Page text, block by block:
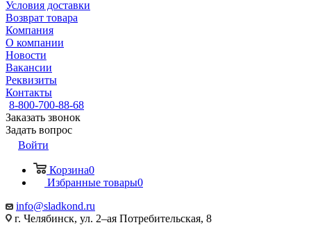
Условия доставки
Возврат товара
Компания
О компании
Новости
Вакансии
Реквизиты
Контакты
8-800-700-88-68
Заказать звонок
Задать вопрос
Войти
Корзина0
Избранные товары0
info@sladkond.ru
г. Челябинск, ул. 2–ая Потребительская, 8